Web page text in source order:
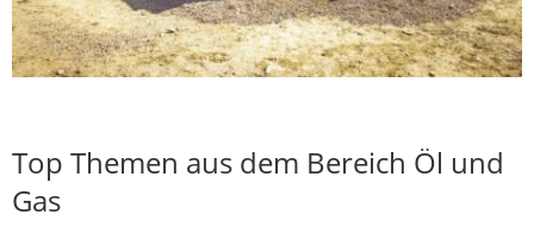
Top Themen aus dem Bereich Öl und
Gas